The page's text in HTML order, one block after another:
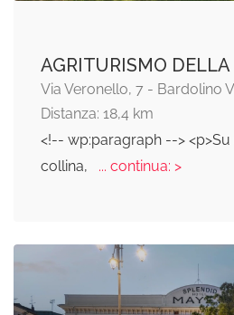
AGRITURISMO DELLA
Via Veronello, 7 - Bardolino
Distanza: 18,4 km
<!-- wp:paragraph -->
collina,
... continua: >